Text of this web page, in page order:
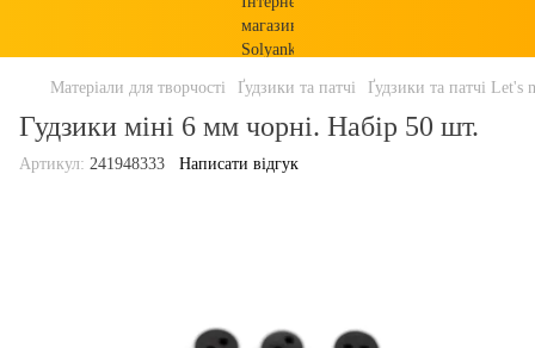
Матеріали для творчості Ґудзики та патчі Ґудзики та патчі Let's
Гудзики міні 6 мм чорні. Набір 50 шт.
Артикул: 241948333 Написати відгук